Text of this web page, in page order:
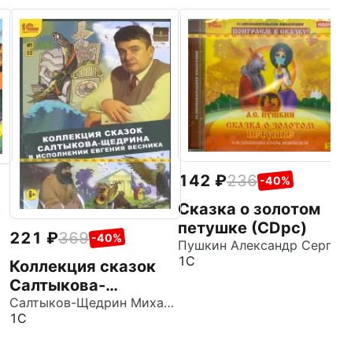
221 369 -40%
Коллекция сказок
Салтыкова-
Щедрина (CDmp3) Салтыков-Щедрин Михаил Евграфович
1С
142 236 -40%
Сказка о золотом
петушке (CDpc)
1С